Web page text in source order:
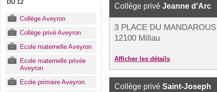
DU 12
Collège Aveyron
Collège privé Aveyron
Ecole maternelle Aveyron
Ecole maternelle privée
Aveyron
Ecole primaire Aveyron
Collège privé Jeanne d'Arc
3 PLACE DU
12100 Millau
Afficher les détails
Collège privé Saint-Joseph